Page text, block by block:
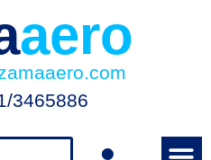
aero
3465886